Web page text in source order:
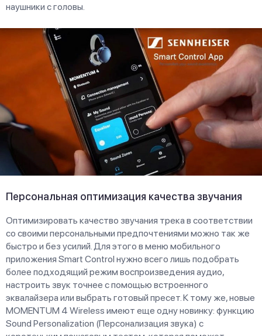
наушники с головы.
Персональная оптимизация качества звучания
Оптимизировать качество звучания трека в соответствии
со своими персональными предпочтениями можно так же
быстро и без усилий. Для этого в меню мобильного
приложения Smart Control нужно всего лишь подобрать
более подходящий режим воспроизведения аудио,
настроить звук точнее с помощью встроенного
эквалайзера или выбрать готовый пресет. К тому же, новые
MOMENTUM 4 Wireless имеют еще одну новинку: функцию
Sound Personalization (Персонализация звука) с